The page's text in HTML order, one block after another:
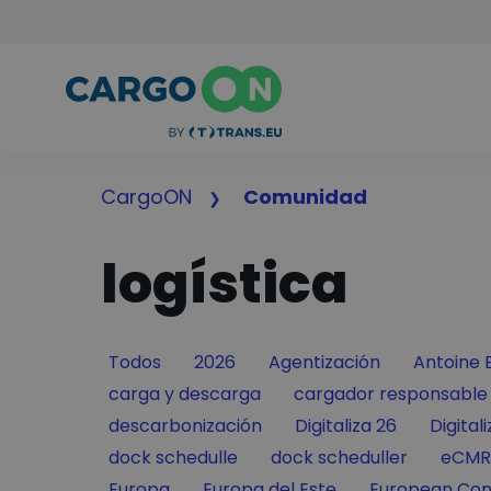
CargoON Comunidad
logística
Filter by
Todos Filter by
2026 Filter by
Agentización Filter by
Antoine
Filter by
carga y descarga Filter by
cargador responsable
Filter by
descarbonización Filter by
Digitaliza 26 Filter
Filter by
dock schedulle Filter by
dock scheduller Filter
eCMR